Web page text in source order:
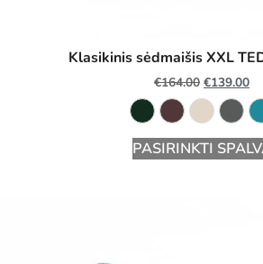
Klasikinis sėdmaišis XXL
€164.00 €139.00
PASIRINKTI